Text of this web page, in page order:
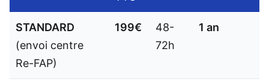
STANDARD
(envoi centre
Re-FAP)
199€
48-
72h
1 an